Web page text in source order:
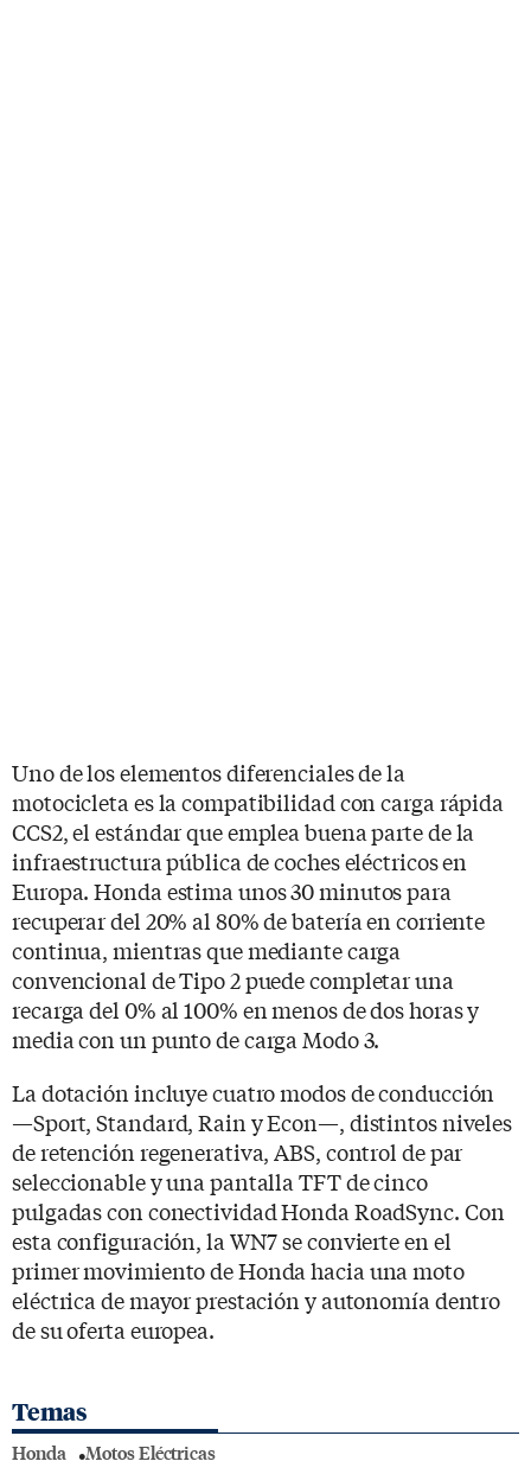
Uno de los elementos diferenciales de la
motocicleta es la compatibilidad con carga rápida
CCS2, el estándar que emplea buena parte de la
infraestructura pública de coches eléctricos en
Europa. Honda estima unos 30 minutos para
recuperar del 20% al 80% de batería en corriente
continua, mientras que mediante carga
convencional de Tipo 2 puede completar una
recarga del 0% al 100% en menos de dos horas y
media con un punto de carga Modo 3.
La dotación incluye cuatro modos de conducción
—Sport, Standard, Rain y Econ—, distintos niveles
de retención regenerativa, ABS, control de par
seleccionable y una pantalla TFT de cinco
pulgadas con conectividad Honda RoadSync. Con
esta configuración, la WN7 se convierte en el
primer movimiento de Honda hacia una moto
eléctrica de mayor prestación y autonomía dentro
de su oferta europea.
Temas
Honda Motos Eléctricas